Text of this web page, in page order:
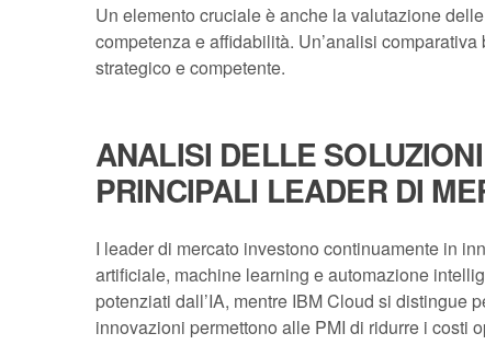
Un elemento cruciale è anche la valutazione
competenza e affidabilità. Un’analisi
strategico e competente.
ANALISI DELLE
PRINCIPALI LEADER DI
I leader di mercato investono continuamente in
artificiale, machine learning e automazione
potenziati dall’IA, mentre IBM Cloud si distingue
innovazioni permettono alle PMI di ridurre i costi